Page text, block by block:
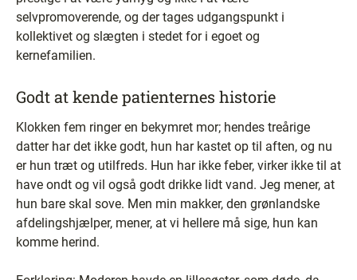
selvpromoverende, og der tages udgangspunkt i
kollektivet og slægten i stedet for i egoet og
kernefamilien.
Godt at kende patienternes historie
Klokken fem ringer en bekymret mor; hendes treårige
datter har det ikke godt, hun har kastet op til aften, og nu
er hun træt og utilfreds. Hun har ikke feber, virker ikke til at
have ondt og vil også godt drikke lidt vand. Jeg mener, at
hun bare skal sove. Men min makker, den grønlandske
afdelingshjælper, mener, at vi hellere må sige, hun kan
komme herind.